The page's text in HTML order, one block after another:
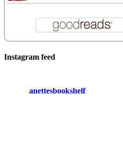
Instagram feed
anettesbookshelf